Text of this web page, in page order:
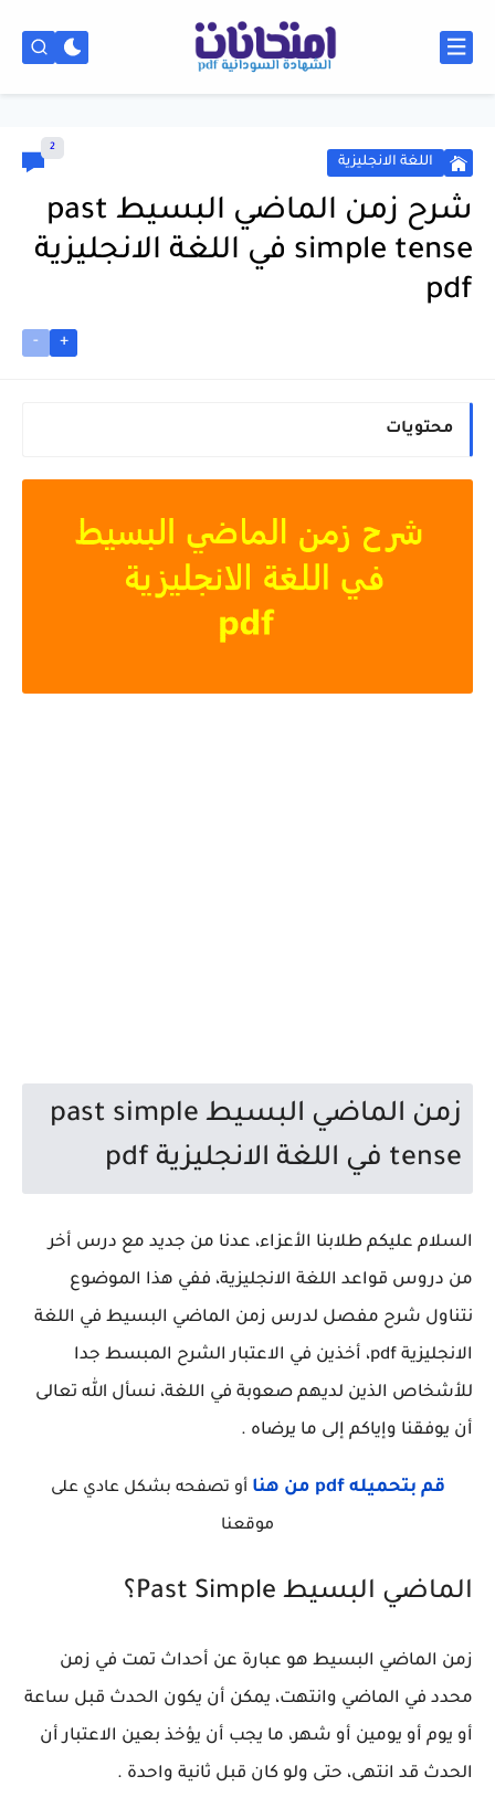
اللغة الانجليزية
2
شرح زمن الماضي البسيط past
simple tense في اللغة الانجليزية
pdf
+
-
محتويات
زمن الماضي البسيط past simple
tense في اللغة الانجليزية pdf
السلام عليكم طلابنا الأعزاء، عدنا من جديد مع درس أخر
من دروس قواعد اللغة الانجليزية، ففي هذا الموضوع
نتناول شرح مفصل لدرس زمن الماضي البسيط في اللغة
الانجليزية pdf، أخذين في الاعتبار الشرح المبسط جدا
للأشخاص الذين لديهم صعوبة في اللغة، نسأل الله تعالى
أن يوفقنا وإياكم إلى ما يرضاه .
قم بتحميله pdf من هنا أو تصفحه بشكل عادي على
موقعنا
الماضي البسيط Past Simple؟
زمن الماضي البسيط هو عبارة عن أحداث تمت في زمن
محدد في الماضي وانتهت، يمكن أن يكون الحدث قبل ساعة
أو يوم أو يومين أو شهر، ما يجب أن يؤخذ بعين الاعتبار أن
الحدث قد انتهى، حتى ولو كان قبل ثانية واحدة .